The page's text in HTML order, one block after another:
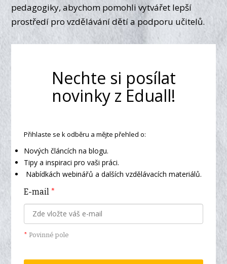
pedagogiky, abychom pomohli vytvářet lepší
prostředí pro vzdělávání dětí a podporu učitelů.
Nechte si posílat
novinky z Eduall!
Přihlaste se k odběru a mějte přehled o:
Nových článcích na blogu.
Tipy a inspiraci pro vaši práci.
Nabídkách webinářů a dalších vzdělávacích materiálů.
E-mail *
* Povinné pole